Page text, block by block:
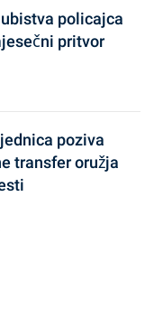
policajca
pritvor
poziva
transfer oružja